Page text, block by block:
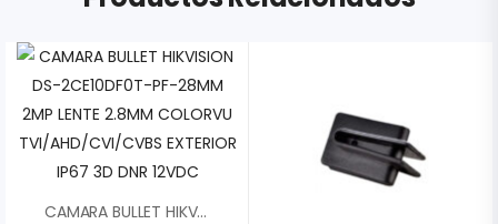
CAMARA BULLET HIKVISION DS-2CE10DF0T-PF-28MM 2MP LENTE 2.8MM COLORVU TVI/AHD/CVI/CVBS EXTERIOR IP67 3D DNR 12VDC